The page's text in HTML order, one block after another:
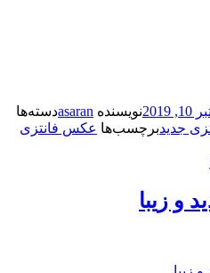
نویسندهasaranدسته‌ها
برچسب‌هاعکس فانتزی